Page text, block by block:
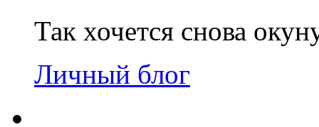
Так хочется снова
Личный блог